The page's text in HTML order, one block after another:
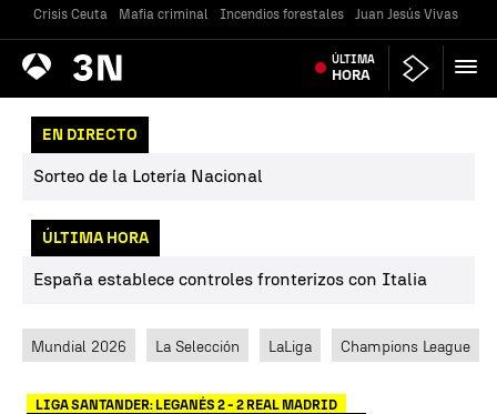
Crisis Ceuta Mafia criminal Incendios forestales Juan Jesús Vivas
Antena
3 Noticias ÚLTIMA
HORA
EN DIRECTO
Sorteo de la Lotería Nacional
ÚLTIMA HORA
España establece controles fronterizos con Italia
Mundial 2026 La Selección LaLiga Champions League
LIGA SANTANDER: LEGANÉS 2 - 2 REAL MADRID